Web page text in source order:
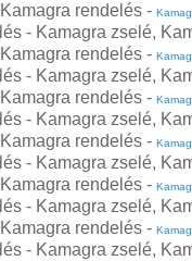
rendelés -
- Kamagra zselé,
rendelés -
- Kamagra zselé,
rendelés -
- Kamagra zselé,
rendelés -
- Kamagra zselé,
rendelés -
- Kamagra zselé,
rendelés -
- Kamagra zselé,